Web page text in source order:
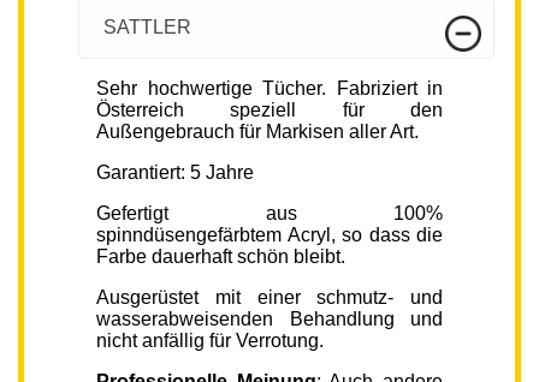
SATTLER
Sehr hochwertige Tücher. Fabriziert in
Österreich speziell für den
Außengebrauch für Markisen aller Art.
Garantiert: 5 Jahre
Gefertigt aus 100%
spinndüsengefärbtem Acryl, so dass die
Farbe dauerhaft schön bleibt.
Ausgerüstet mit einer schmutz- und
wasserabweisenden Behandlung und
nicht anfällig für Verrotung.